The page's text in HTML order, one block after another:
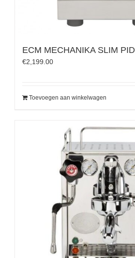
ECM MECHANIKA SLIM PID
€2,199.00
Toevoegen aan winkelwagen